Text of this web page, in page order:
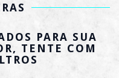
PARA SUA
TENTE COM